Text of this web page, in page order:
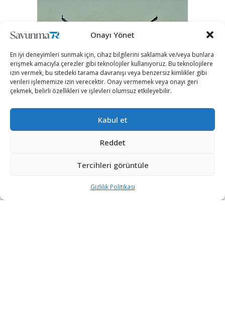
Onayı Yönet
En iyi deneyimleri sunmak için, cihaz bilgilerini saklamak ve/veya bunlara
erişmek amacıyla çerezler gibi teknolojiler kullanıyoruz. Bu teknolojilere
izin vermek, bu sitedeki tarama davranışı veya benzersiz kimlikler gibi
verileri işlememize izin verecektir. Onay vermemek veya onayı geri
çekmek, belirli özellikleri ve işlevleri olumsuz etkileyebilir.
Kabul et
Reddet
Tercihleri görüntüle
Gizlilik Politikası